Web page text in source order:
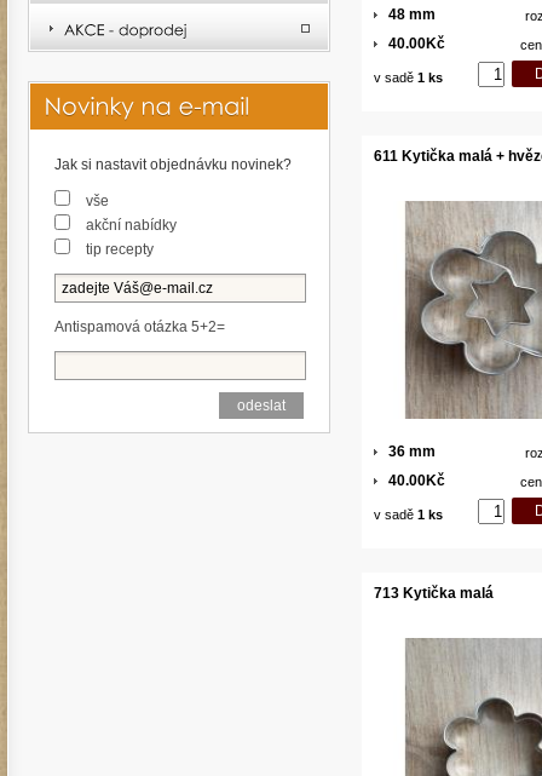
48 mm
40.00Kč
v sadě 1 ks
611 Kytička malá +
36 mm
40.00Kč
v sadě 1 ks
713 Kytička malá
Jak si nastavit objednávku novinek?
vše
akční nabídky
tip recepty
Antispamová otázka 5+2=